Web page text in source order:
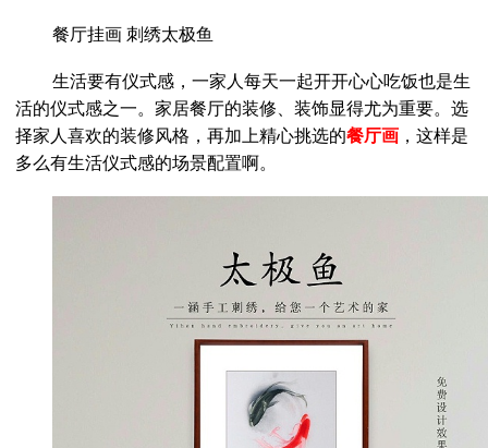
餐厅挂画 刺绣太极鱼
生活要有仪式感，一家人每天一起开开心心吃饭也是生
活的仪式感之一。家居餐厅的装修、装饰显得尤为重要。选
择家人喜欢的装修风格，再加上精心挑选的餐厅画 ，这样是
多么有生活仪式感的场景配置啊。